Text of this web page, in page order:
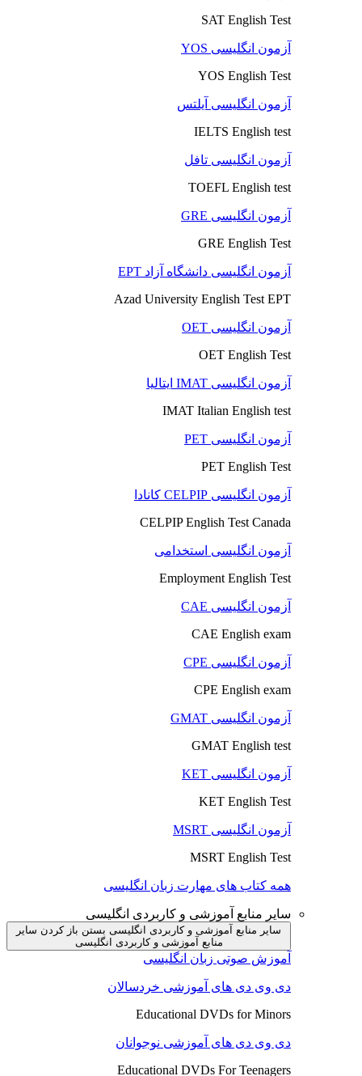
SAT English Test
آزمون انگلیسی YOS
YOS English Test
آزمون انگلیسی آیلتس
IELTS English test
آزمون انگلیسی تافل
TOEFL English test
آزمون انگلیسی GRE
GRE English Test
آزمون انگلیسی دانشگاه آزاد EPT
Azad University English Test EPT
آزمون انگلیسی OET
OET English Test
آزمون انگلیسی IMAT ایتالیا
IMAT Italian English test
آزمون انگلیسی PET
PET English Test
آزمون انگلیسی CELPIP کانادا
CELPIP English Test Canada
آزمون انگلیسی استخدامی
Employment English Test
آزمون انگلیسی CAE
CAE English exam
آزمون انگلیسی CPE
CPE English exam
آزمون انگلیسی GMAT
GMAT English test
آزمون انگلیسی KET
KET English Test
آزمون انگلیسی MSRT
MSRT English Test
همه کتاب های مهارت زبان انگلیسی
سایر منابع آموزشی و کاربردی انگلیسی
سایر منابع آموزشی و کاربردی انگلیسی بستن باز کردن سایر
منابع آموزشی و کاربردی انگلیسی
آموزش صوتی زبان انگلیسی
دی وی دی های آموزشی خردسالان
Educational DVDs for Minors
دی وی دی های آموزشی نوجوانان
Educational DVDs For Teenagers